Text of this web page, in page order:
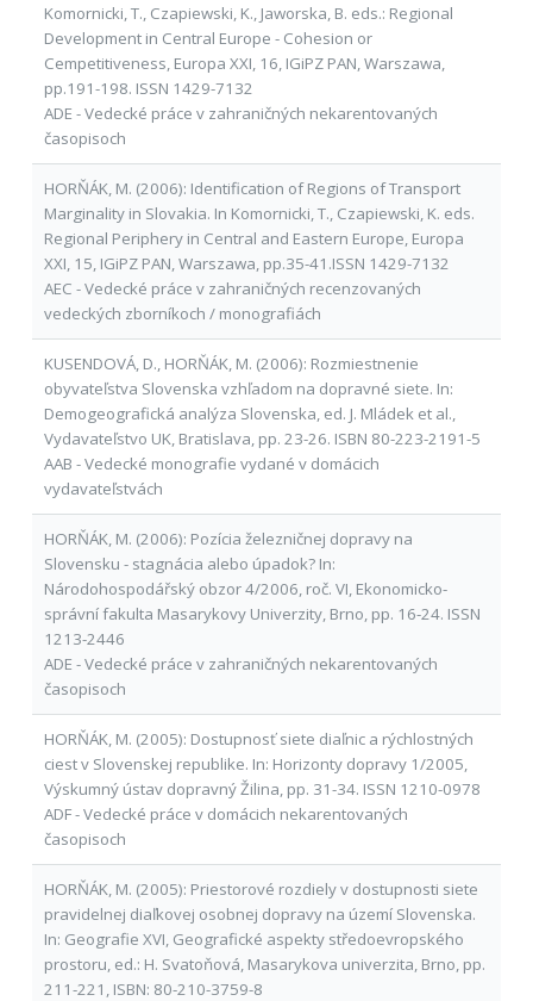
Komornicki, T., Czapiewski, K., Jaworska, B. eds.: Regional
Development in Central Europe - Cohesion or
Cempetitiveness, Europa XXI, 16, IGiPZ PAN, Warszawa,
pp.191-198. ISSN 1429-7132
ADE - Vedecké práce v zahraničných nekarentovaných
časopisoch
HORŇÁK, M. (2006): Identification of Regions of Transport
Marginality in Slovakia. In Komornicki, T., Czapiewski, K. eds.
Regional Periphery in Central and Eastern Europe, Europa
XXI, 15, IGiPZ PAN, Warszawa, pp.35-41.ISSN 1429-7132
AEC - Vedecké práce v zahraničných recenzovaných
vedeckých zborníkoch / monografiách
KUSENDOVÁ, D., HORŇÁK, M. (2006): Rozmiestnenie
obyvateľstva Slovenska vzhľadom na dopravné siete. In:
Demogeografická analýza Slovenska, ed. J. Mládek et al.,
Vydavateľstvo UK, Bratislava, pp. 23-26. ISBN 80-223-2191-5
AAB - Vedecké monografie vydané v domácich
vydavateľstvách
HORŇÁK, M. (2006): Pozícia železničnej dopravy na
Slovensku - stagnácia alebo úpadok? In:
Národohospodářský obzor 4/2006, roč. VI, Ekonomicko-
správní fakulta Masarykovy Univerzity, Brno, pp. 16-24. ISSN
1213-2446
ADE - Vedecké práce v zahraničných nekarentovaných
časopisoch
HORŇÁK, M. (2005): Dostupnosť siete diaľnic a rýchlostných
ciest v Slovenskej republike. In: Horizonty dopravy 1/2005,
Výskumný ústav dopravný Žilina, pp. 31-34. ISSN 1210-0978
ADF - Vedecké práce v domácich nekarentovaných
časopisoch
HORŇÁK, M. (2005): Priestorové rozdiely v dostupnosti siete
pravidelnej diaľkovej osobnej dopravy na území Slovenska.
In: Geografie XVI, Geografické aspekty středoevropského
prostoru, ed.: H. Svatoňová, Masarykova univerzita, Brno, pp.
211-221, ISBN: 80-210-3759-8